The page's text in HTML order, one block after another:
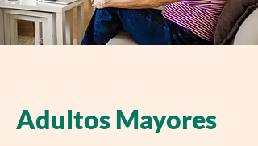
Adultos Mayores